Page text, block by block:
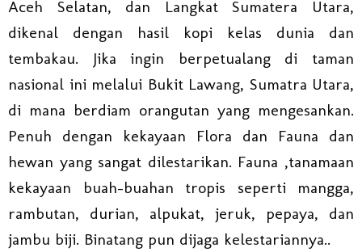
Aceh Selatan, dan Langkat Sumatera Utara,
dikenal dengan hasil kopi kelas dunia dan
tembakau. Jika ingin berpetualang di taman
nasional ini melalui Bukit Lawang, Sumatra Utara,
di mana berdiam orangutan yang mengesankan.
Penuh dengan kekayaan Flora dan Fauna dan
hewan yang sangat dilestarikan. Fauna ,tanamaan
kekayaan buah-buahan tropis seperti mangga,
rambutan, durian, alpukat, jeruk, pepaya, dan
jambu biji. Binatang pun dijaga kelestariannya..